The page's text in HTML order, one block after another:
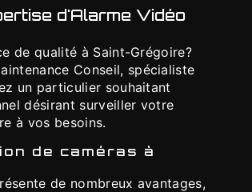
d'Alarme Vidéo
de qualité à Saint-Grégoire?
Conseil, spécialiste
un particulier souhaitant
désirant surveiller votre
à vos besoins.
de caméras à
de nombreux avantages,